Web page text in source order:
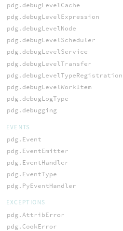
pdg.debugLevelCache
pdg.debugLevelExpression
pdg.debugLevelNode
pdg.debugLevelScheduler
pdg.debugLevelService
pdg.debugLevelTransfer
pdg.debugLevelTypeRegistration
pdg.debugLevelWorkItem
pdg.debugLogType
pdg.debugging
EVENTS
pdg.Event
pdg.EventEmitter
pdg.EventHandler
pdg.EventType
pdg.PyEventHandler
EXCEPTIONS
pdg.AttribError
pdg.CookError